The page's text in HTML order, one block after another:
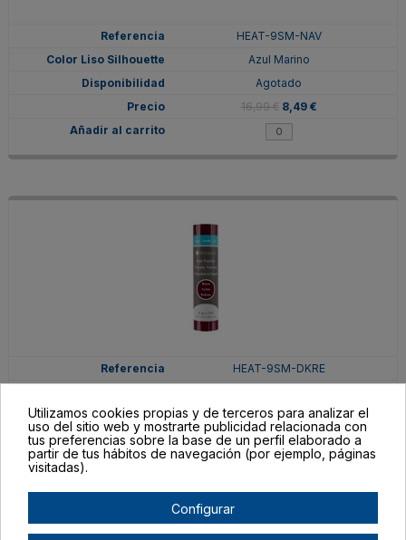
HEAT-9SM-NAV
Azul Marino
Agotado
16,99 € 8,49 €
HEAT-9SM-DKRE
Agotado
16,99 € 8,49 €
Utilizamos cookies propias y de terceros para analizar el
uso del sitio web y mostrarte publicidad relacionada con
tus preferencias sobre la base de un perfil elaborado a
partir de tus hábitos de navegación (por ejemplo, páginas
visitadas).
Configurar